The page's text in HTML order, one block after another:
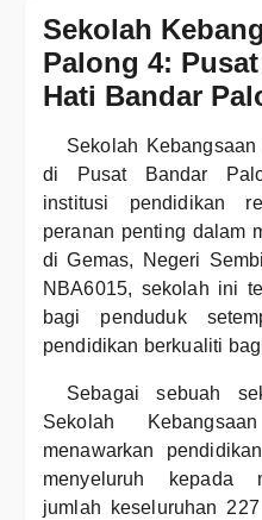
Sekolah
Palong 4:
Hati Bandar
Sekolah
di Pusat Bandar
institusi pendidikan
peranan penting dalam
di Gemas, Negeri
NBA6015, sekolah ini
bagi penduduk
pendidikan berkualiti
Sebagai sebuah
Sekolah
menawarkan
menyeluruh kepada
jumlah keseluruhan